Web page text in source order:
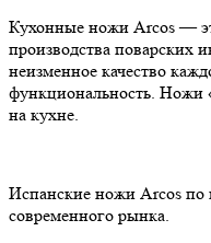
Кухонные ножи Arcos —
производства поварских
неизменное качество
функциональность.
на кухне.
Испанские ножи Arcos по
современного рынка.